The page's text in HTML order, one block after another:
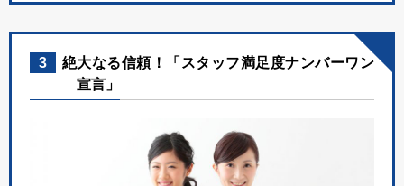
3
絶大なる信頼！「スタッフ満足度ナンバーワン
宣言」